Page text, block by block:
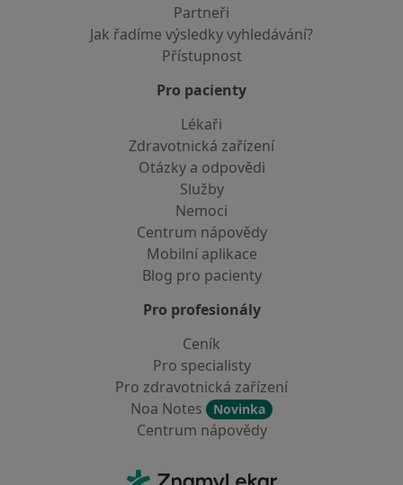
Partneři
Jak řadíme výsledky vyhledávání?
Přístupnost
Pro pacienty
Lékaři
Zdravotnická zařízení
Otázky a odpovědi
Služby
Nemoci
Centrum nápovědy
Mobilní aplikace
Blog pro pacienty
Pro profesionály
Ceník
Pro specialisty
Pro zdravotnická zařízení
Noa Notes
Novinka
Centrum nápovědy
ZnamyLekar - Hlavní stránka